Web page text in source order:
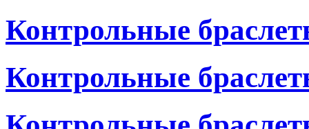
Контрольные
Контрольные